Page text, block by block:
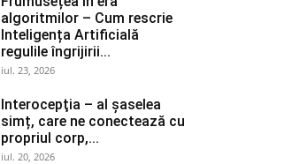
algoritmilor – Cum rescrie
Inteligența Artificială
regulile îngrijirii...
iul. 23, 2026
Interocepţia – al șaselea
simț, care ne conectează cu
propriul corp,...
iul. 20, 2026